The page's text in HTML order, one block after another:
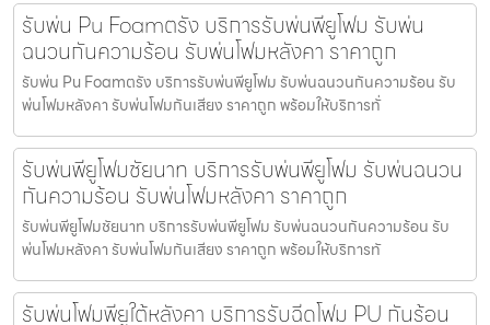
รับพ่น Pu Foamตรัง บริการรับพ่นพียูโฟม รับพ่น
ฉนวนกันความร้อน รับพ่นโฟมหลังคา ราคาถูก
รับพ่น Pu Foamตรัง บริการรับพ่นพียูโฟม รับพ่นฉนวนกันความร้อน รับ
พ่นโฟมหลังคา รับพ่นโฟมกันเสียง ราคาถูก พร้อมให้บริการทั่
รับพ่นพียูโฟมชัยนาท บริการรับพ่นพียูโฟม รับพ่นฉนวน
กันความร้อน รับพ่นโฟมหลังคา ราคาถูก
รับพ่นพียูโฟมชัยนาท บริการรับพ่นพียูโฟม รับพ่นฉนวนกันความร้อน รับ
พ่นโฟมหลังคา รับพ่นโฟมกันเสียง ราคาถูก พร้อมให้บริการทั
รับพ่นโฟมพียูใต้หลังคา บริการรับฉีดโฟม PU กันร้อน